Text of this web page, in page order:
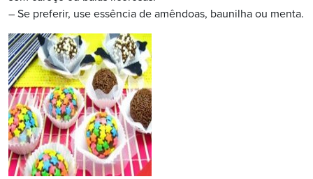
– Se preferir, use essência de amêndoas, baunilha ou menta.